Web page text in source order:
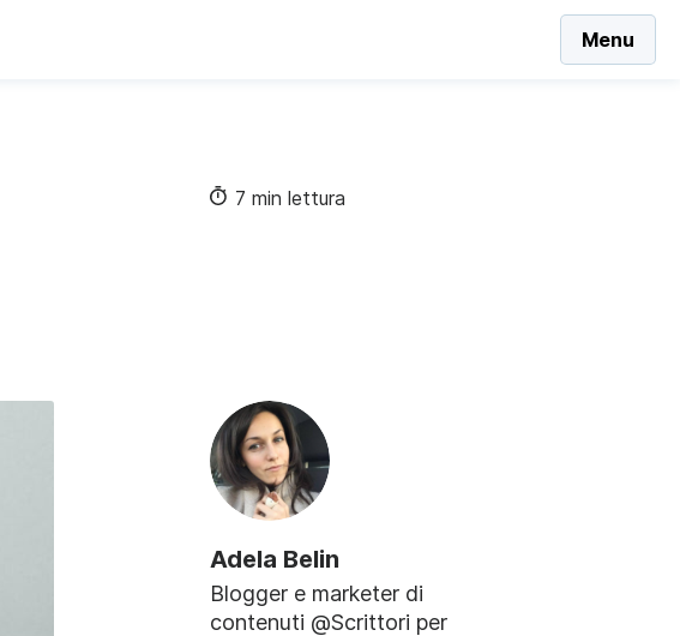
Menu
7 min lettura
Adela Belin
Blogger e marketer di
contenuti @Scrittori per